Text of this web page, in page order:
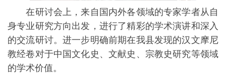
在研讨会上，来自国内外各领域的专家学者从自
身专业研究方向出发，进行了精彩的学术演讲和深入
的交流研讨。进一步明确前期在我县发现的汉文摩尼
教经卷对于中国文化史、文献史、宗教史研究等领域
的学术价值。